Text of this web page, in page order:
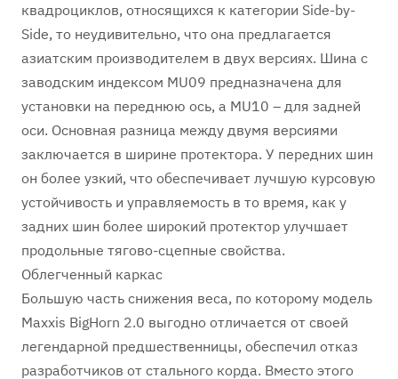
квадроциклов, относящихся к категории Side-by-
Side, то неудивительно, что она предлагается
азиатским производителем в двух версиях. Шина с
заводским индексом MU09 предназначена для
установки на переднюю ось, а MU10 – для задней
оси. Основная разница между двумя версиями
заключается в ширине протектора. У передних шин
он более узкий, что обеспечивает лучшую курсовую
устойчивость и управляемость в то время, как у
задних шин более широкий протектор улучшает
продольные тягово-сцепные свойства.
Облегченный каркас
Большую часть снижения веса, по которому модель
Maxxis BigHorn 2.0 выгодно отличается от своей
легендарной предшественницы, обеспечил отказ
разработчиков от стального корда. Вместо этого